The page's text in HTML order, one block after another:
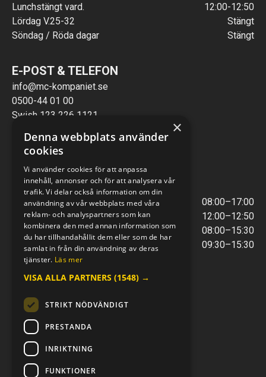
Lunchstängt vard.
12:00-12:50
Lördag V.25-32
Stängt
Söndag / Röda dagar
Stängt
E-POST & TELEFON
info@mc-kompaniet.se
0500-44 01 00
Swish 123 226 1121
VERKSTAD
ÖPPETTIDER
Måndag - Torsdag
08:00–17:00
Lunchstängt
12:00–12:50
Fredagar
08:00–15:30
Telefontider
09:30–15:30
E-POST & TELEFON
verkstaden@mc-kompaniet.se
0500-44 01 00
Swish 123 226 1121
Kontantfri verksamhet
FÖLJ OSS
×
Denna webbplats använder
cookies
Vi använder cookies för att anpassa
innehåll, annonser och för att analysera vår
trafik. Vi delar också information om din
användning av vår webbplats med våra
reklam- och analyspartners som kan
kombinera den med annan information som
du har tillhandahållit dem eller som de har
samlat in från din användning av deras
tjänster. Läs mer
VISA ALLA PARTNERS (1548) →
STRIKT NÖDVÄNDIGT
PRESTANDA
INRIKTNING
FUNKTIONER